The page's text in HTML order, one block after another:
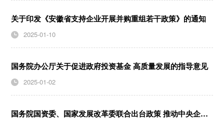
关于印发《安徽省支持企业开展并购重组若干政策》的通知
2025-01-10
国务院办公厅关于促进政府投资基金 高质量发展的指导意见
2025-01-02
国务院国资委、国家发展改革委联合出台政策 推动中央企业创业投资基金高质量发展